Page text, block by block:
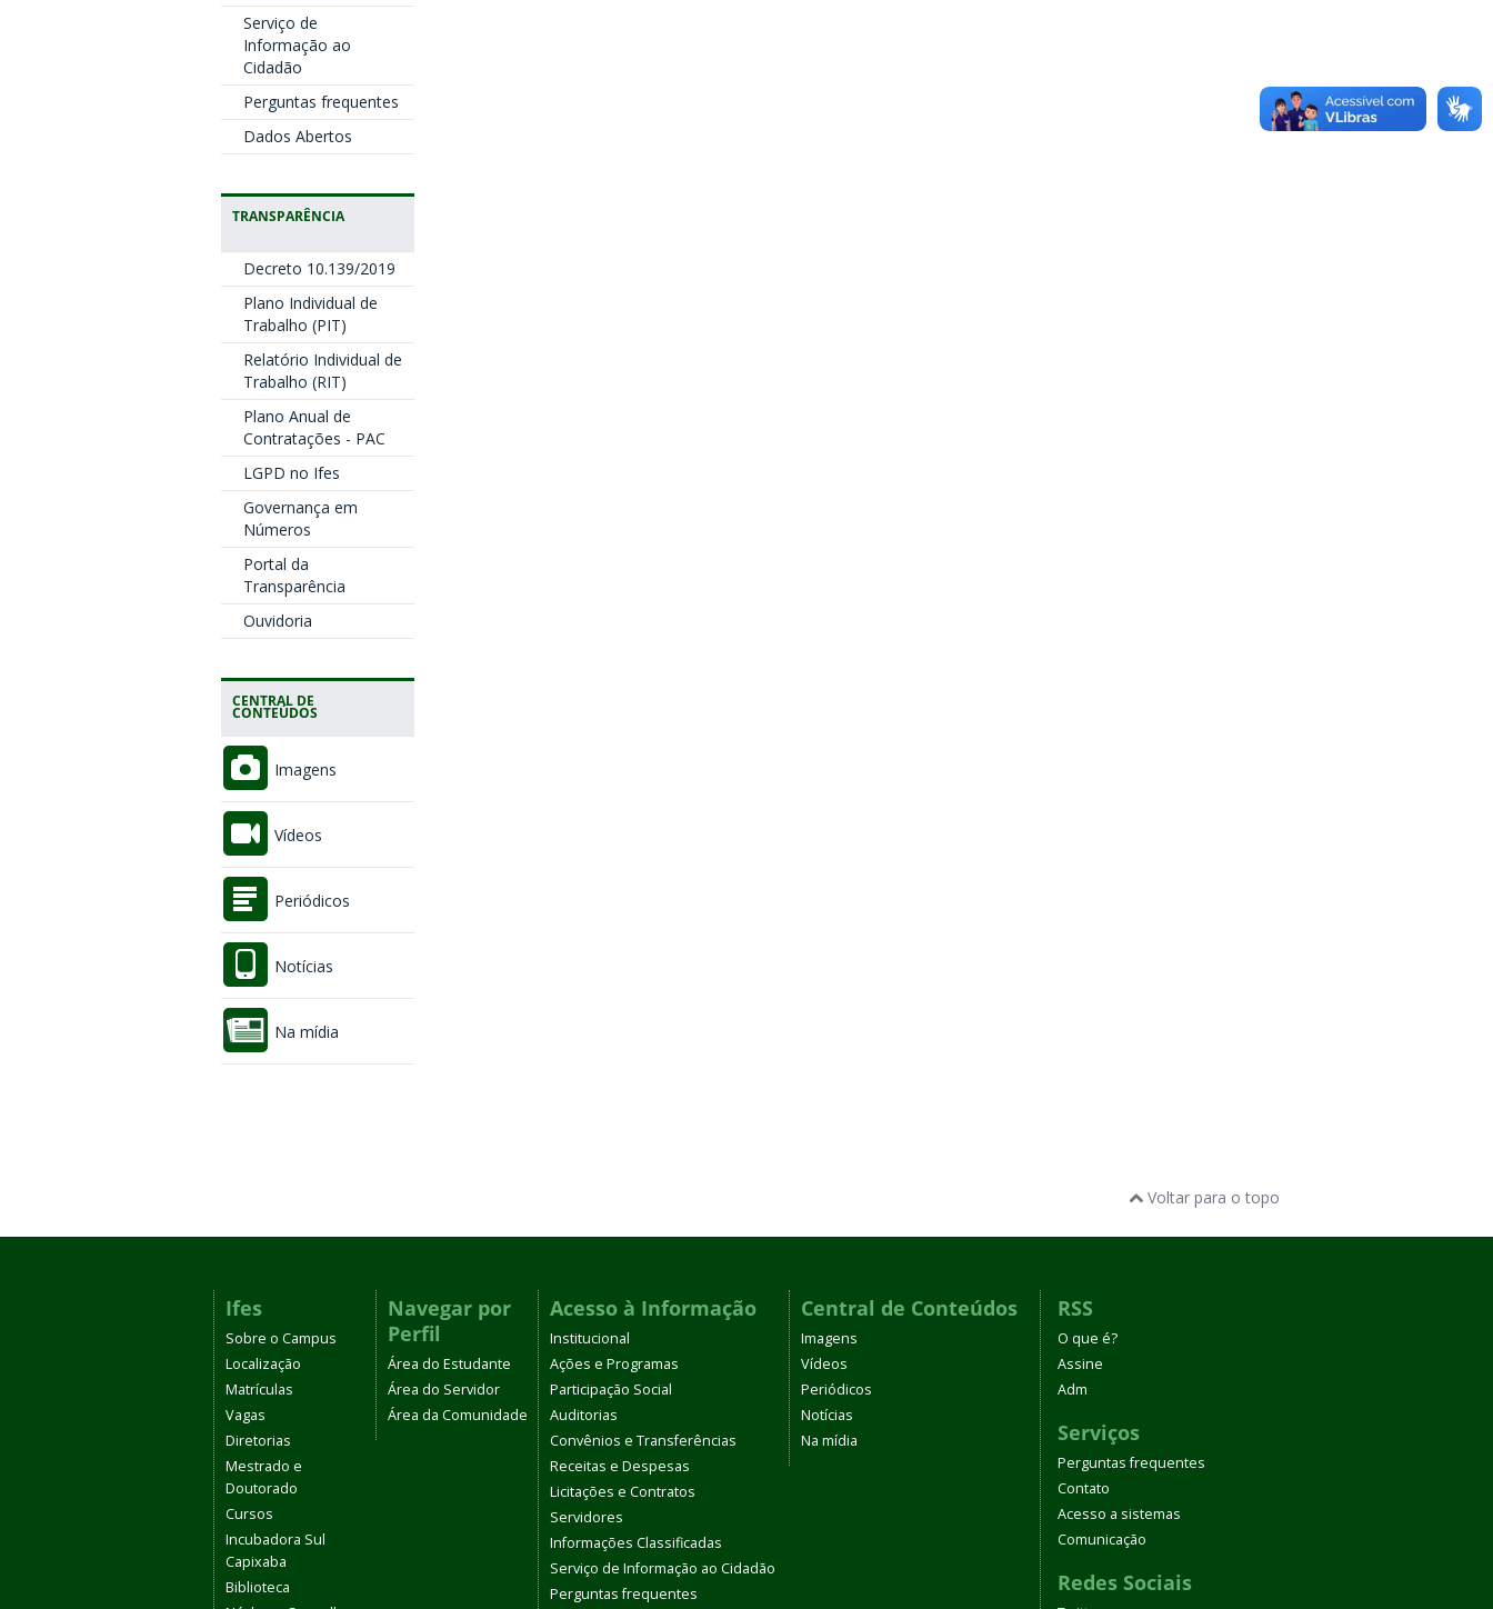
Serviço de
Informação ao
Cidadão
Perguntas frequentes
Dados Abertos
TRANSPARÊNCIA
Decreto 10.139/2019
Plano Individual de
Trabalho (PIT)
Relatório Individual de
Trabalho (RIT)
Plano Anual de
Contratações - PAC
LGPD no Ifes
Governança em
Números
Portal da
Transparência
Ouvidoria
CENTRAL DE
CONTEÚDOS
Imagens
Vídeos
Periódicos
Notícias
Na mídia
Voltar para o topo
Ifes
Sobre o Campus
Localização
Matrículas
Vagas
Diretorias
Mestrado e
Doutorado
Cursos
Incubadora Sul
Capixaba
Biblioteca
Navegar por
Perfil
Área do Estudante
Área do Servidor
Área da Comunidade
Acesso à Informação
Institucional
Ações e Programas
Participação Social
Auditorias
Convênios e Transferências
Receitas e Despesas
Licitações e Contratos
Servidores
Informações Classificadas
Serviço de Informação ao Cidadão
Perguntas frequentes
Central de Conteúdos
Imagens
Vídeos
Periódicos
Notícias
Na mídia
RSS
O que é?
Assine
Adm
Serviços
Perguntas frequentes
Contato
Acesso a sistemas
Comunicação
Redes Sociais